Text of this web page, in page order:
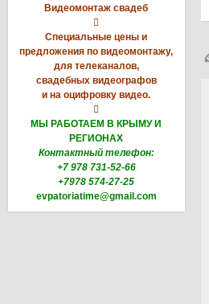
Видеомонтаж свадеб

Специальные цены и
предложения по видеомонтажу,
для телеканалов,
свадебных видеографов
и на оцифровку видео.

МЫ РАБОТАЕМ В КРЫМУ И
РЕГИОНАХ
Контактный телефон:
+7 978 731-52-66
+7978 574-27-25
evpatoriatime@gmail.com